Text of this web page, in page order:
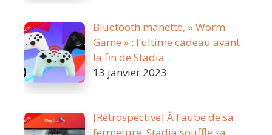
Bluetooth manette, « Worm
Game » : l’ultime cadeau avant
la fin de Stadia
13 janvier 2023
[Rétrospective] À l’aube de sa
fermeture, Stadia souffle sa